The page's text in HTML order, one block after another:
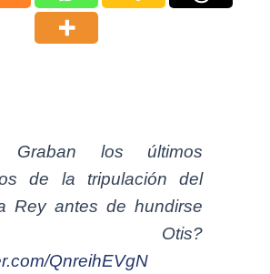
Graban los últimos
de la tripulación del
Rey antes de hundirse
Otis?
QnreihEVgN